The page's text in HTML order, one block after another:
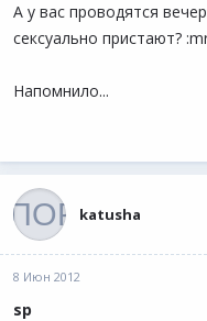
А у вас проводятся
сексуально пристают?
Напомнило...
katusha
8 Июн 2012
sp